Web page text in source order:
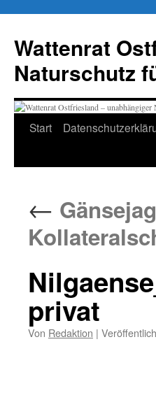
springen
Wattenrat
Naturschutz
Start
←
privat
Von Redaktion |